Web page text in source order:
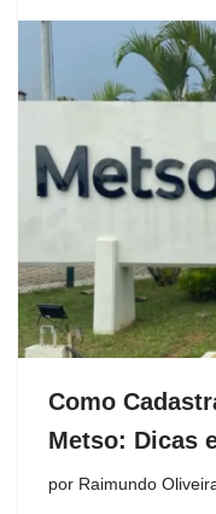
Como
Metso: Dicas
por Raimundo